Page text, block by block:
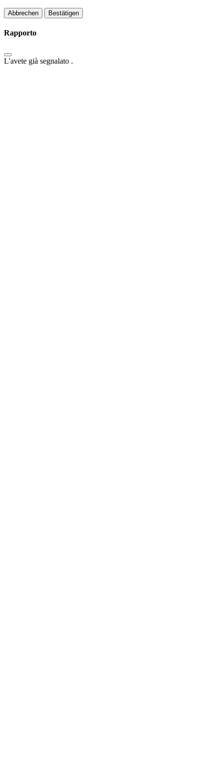
Bestätigen
Rapporto
L'avete già segnalato .